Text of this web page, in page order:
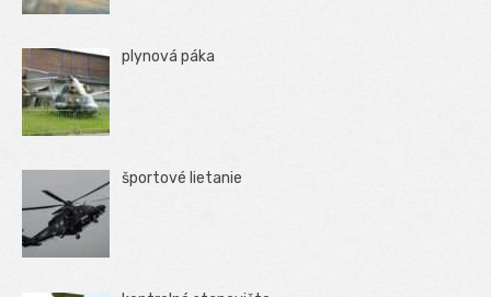
plynová páka
športové lietanie